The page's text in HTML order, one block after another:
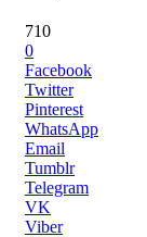
710
0
Facebook
Twitter
Pinterest
WhatsApp
Email
Tumblr
Telegram
VK
Viber